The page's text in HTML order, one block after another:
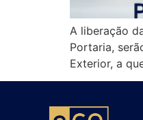
A liberação
Portaria,
Exterior, a